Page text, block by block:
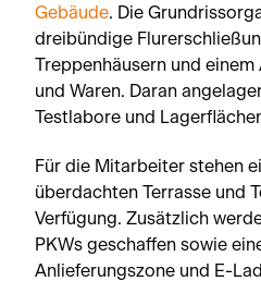
Gebäude. Die
dreibündige
Treppenhäusern und einem
und Waren. Daran
Testlabore und
Für die Mitarbeiter stehen
überdachten Terrasse und
Verfügung. Zusätzlich
PKWs geschaffen sowie
Anlieferungszone und E-